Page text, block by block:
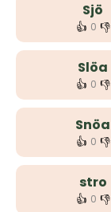
Sjö
👍 0 👎
Slöa
👍 0 👎
Snöa
👍 0 👎
stro
👍 0 👎